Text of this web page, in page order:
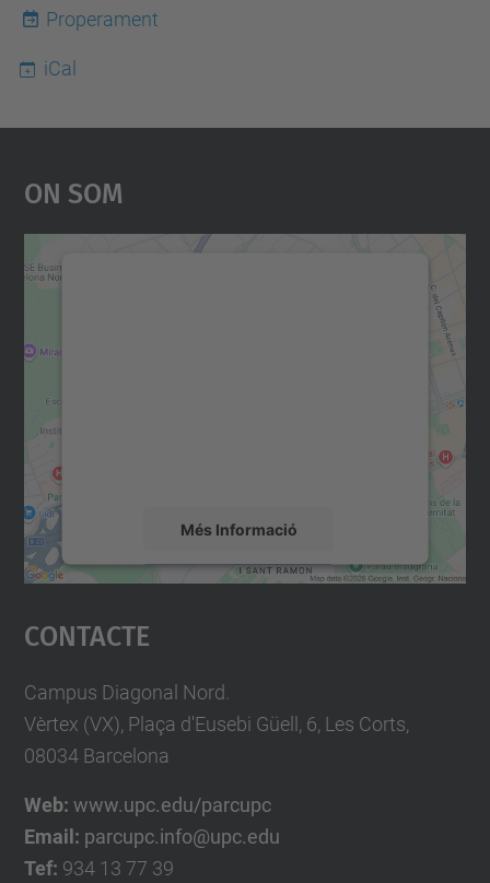
Properament
iCal
On Som
Més Informació
Accepta
powered by
Contacte
Campus Diagonal Nord.
Vèrtex (VX), Plaça d'Eusebi Güell, 6, Les Corts,
08034 Barcelona
Web: www.upc.edu/parcupc
Email: parcupc.info@upc.edu
Tef: 934 13 77 39